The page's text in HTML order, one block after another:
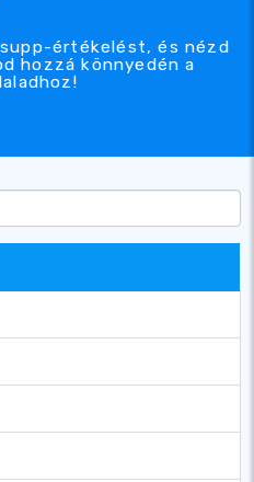
értékelést, és nézd
hozzá könnyedén a